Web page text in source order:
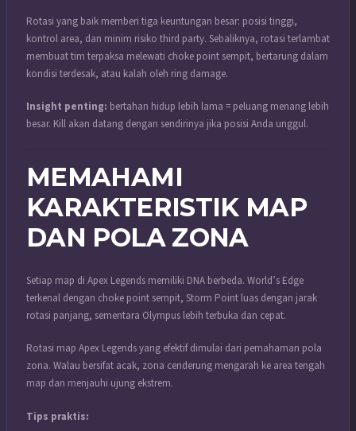
Rotasi yang baik memberi tiga keuntungan besar: posisi tinggi,
kontrol area, dan minim risiko third party. Sebaliknya, rotasi terlambat
membuat tim terpaksa melewati choke point sempit, bertarung dalam
kondisi terdesak, atau kalah oleh ring damage.
Insight penting: bertahan hidup lebih lama = peluang menang lebih
besar. Kill akan datang dengan sendirinya jika posisi Anda unggul.
MEMAHAMI
KARAKTERISTIK MAP
DAN POLA ZONA
Setiap map di Apex Legends memiliki DNA berbeda. World’s Edge
terkenal dengan choke point sempit, Storm Point luas dengan jarak
rotasi panjang, sementara Olympus lebih terbuka dan cepat.
Rotasi map Apex Legends yang efektif dimulai dari pemahaman pola
zona. Walau bersifat acak, zona cenderung mengarah ke area tengah
map dan menjauhi ujung ekstrem.
Tips praktis: